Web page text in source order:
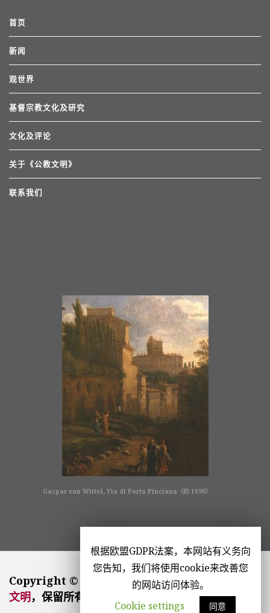
首页
新闻
观世界
基督宗教文化及研究
文化及评论
关于《公教文明》
联系我们
Gaspar van Wittel, Via di Porta Pinciana（约 1690）
Copyright © 2026
La Civiltà Cattolica | 公教
文明，保留所有版权。
根据欧盟GDPR法案，本网站有义务向
您告知，我们将使用cookie来改善您
的网站访问体验。
Cookie settings
同意